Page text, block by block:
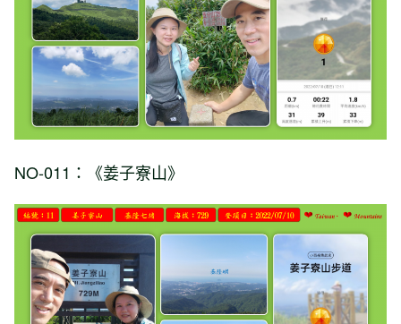
NO-011：《姜子寮山》